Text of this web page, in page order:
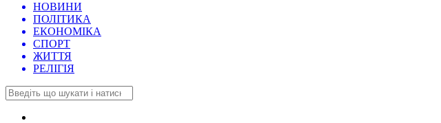
НОВИНИ
ПОЛІТИКА
ЕКОНОМІКА
СПОРТ
ЖИТТЯ
РЕЛІГІЯ